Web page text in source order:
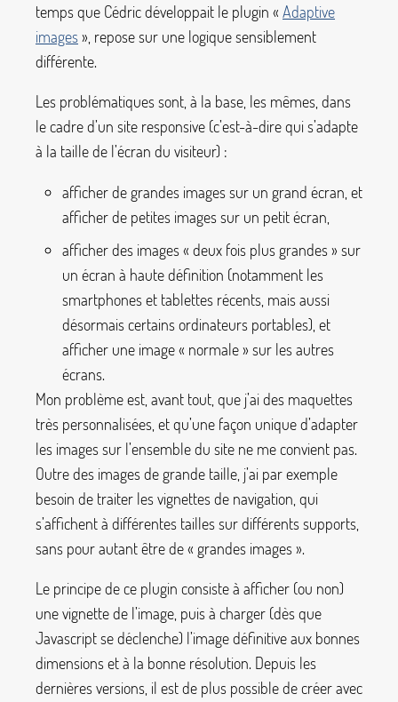
temps que Cédric développait le plugin « Adaptive
images», repose sur une logique sensiblement
différente.
Les problématiques sont, à la base, les mêmes, dans
le cadre d’un site responsive (c’est-à-dire qui s’adapte
à la taille de l’écran du visiteur) :
afficher de grandes images sur un grand écran, et
afficher de petites images sur un petit écran,
afficher des images « deux fois plus grandes» sur
un écran à haute définition (notamment les
smartphones et tablettes récents, mais aussi
désormais certains ordinateurs portables), et
afficher une image « normale» sur les autres
écrans.
Mon problème est, avant tout, que j’ai des maquettes
très personnalisées, et qu’une façon unique d’adapter
les images sur l’ensemble du site ne me convient pas.
Outre des images de grande taille, j’ai par exemple
besoin de traiter les vignettes de navigation, qui
s’affichent à différentes tailles sur différents supports,
sans pour autant être de « grandes images».
Le principe de ce plugin consiste à afficher (ou non)
une vignette de l’image, puis à charger (dès que
Javascript se déclenche) l’image définitive aux bonnes
dimensions et à la bonne résolution. Depuis les
dernières versions, il est de plus possible de créer avec